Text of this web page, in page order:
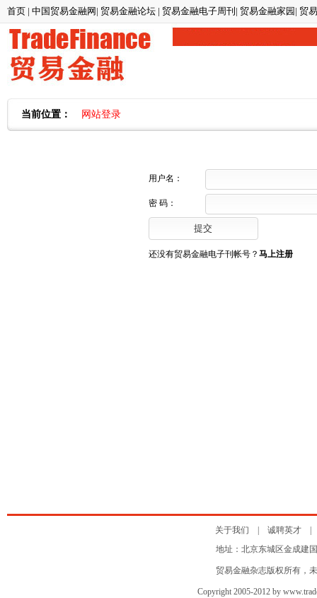
首页 | 中国贸易金融网 | 贸易金融论坛 | 贸易金融电子周刊 | 贸易金融家园 | 贸
当前位置： 网站登录
用户名：
密 码：
还没有贸易金融电子刊帐号？ 马上注册
关于我们 诚聘英才
地址：北京东城区金成建
贸易金融杂志版权所有，
Copyright 2005-2012 by